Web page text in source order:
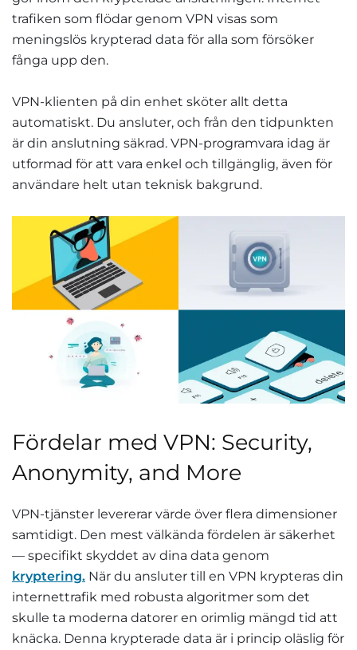
trafiken som flödar genom VPN visas som
meningslös krypterad data för alla som försöker
fånga upp den.
VPN-klienten på din enhet sköter allt detta
automatiskt. Du ansluter, och från den tidpunkten
är din anslutning säkrad. VPN-programvara idag är
utformad för att vara enkel och tillgänglig, även för
användare helt utan teknisk bakgrund.
Fördelar med VPN: Security,
Anonymity, and More
VPN-tjänster levererar värde över flera dimensioner
samtidigt. Den mest välkända fördelen är säkerhet
— specifikt skyddet av dina data genom
kryptering. När du ansluter till en VPN krypteras din
internettrafik med robusta algoritmer som det
skulle ta moderna datorer en orimlig mängd tid att
knäcka. Denna krypterade data är i princip oläslig för